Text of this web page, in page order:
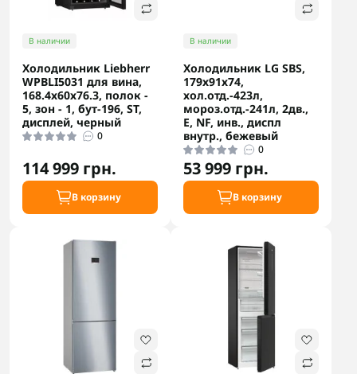
В наличии
Холодильник Liebherr
WPBLI5031 для вина,
168.4x60х76.3, полок -
5, зон - 1, бут-196, ST,
дисплей, черный
0
114 999 грн.
В корзину
В наличии
Холодильник LG SBS,
179x91х74,
хол.отд.-423л,
мороз.отд.-241л, 2дв.,
E, NF, инв., диспл
внутр., бежевый
0
53 999 грн.
В корзину